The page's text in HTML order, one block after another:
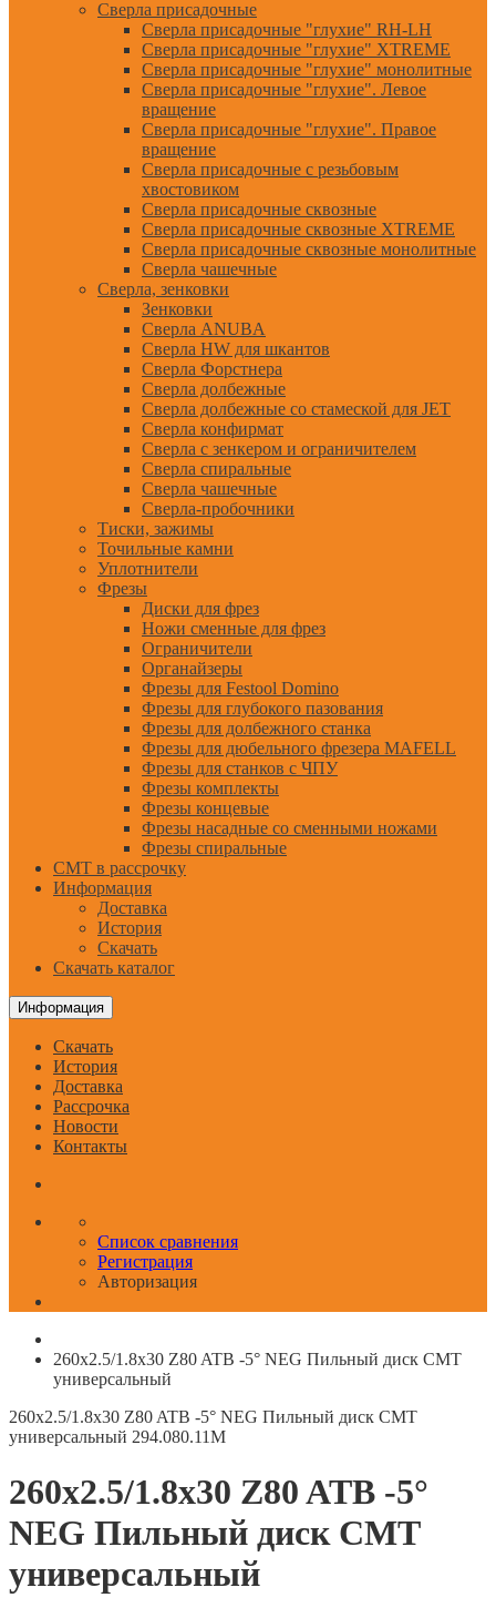
Сверла присадочные
Сверла присадочные "глухие" RH-LH
Сверла присадочные "глухие" XTREME
Сверла присадочные "глухие" монолитные
Сверла присадочные "глухие". Левое
вращение
Сверла присадочные "глухие". Правое
вращение
Сверла присадочные с резьбовым
хвостовиком
Сверла присадочные сквозные
Сверла присадочные сквозные XTREME
Сверла присадочные сквозные монолитные
Сверла чашечные
Сверла, зенковки
Зенковки
Сверла ANUBA
Сверла HW для шкантов
Сверла Форстнера
Сверла долбежные
Сверла долбежные со стамеской для JET
Сверла конфирмат
Сверла с зенкером и ограничителем
Сверла спиральные
Сверла чашечные
Сверла-пробочники
Тиски, зажимы
Точильные камни
Уплотнители
Фрезы
Диски для фрез
Ножи сменные для фрез
Ограничители
Органайзеры
Фрезы для Festool Domino
Фрезы для глубокого пазования
Фрезы для долбежного станка
Фрезы для дюбельного фрезера MAFELL
Фрезы для станков с ЧПУ
Фрезы комплекты
Фрезы концевые
Фрезы насадные со сменными ножами
Фрезы спиральные
CMT в рассрочку
Информация
Доставка
История
Скачать
Скачать каталог
Информация
Скачать
История
Доставка
Рассрочка
Новости
Контакты
Список сравнения
Регистрация
Авторизация
260x2.5/1.8x30 Z80 ATB -5° NEG Пильный диск СМТ
универсальный
260x2.5/1.8x30 Z80 ATB -5° NEG Пильный диск СМТ
универсальный 294.080.11M
260x2.5/1.8x30 Z80 ATB -5°
NEG Пильный диск СМТ
универсальный